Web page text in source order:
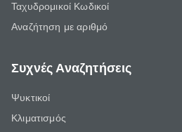
Ταχυδρομικοί Κωδικοί
Αναζήτηση με αριθμό
Συχνές Αναζητήσεις
Ψυκτικοί
Κλιματισμός